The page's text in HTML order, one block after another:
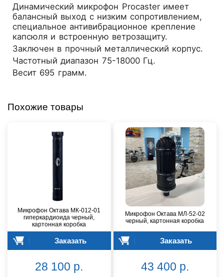
Динамический микрофон Procaster имеет
балансный выход с низким сопротивлением,
специальное антивибрационное крепление
капсюля и встроенную ветрозащиту.
Заключен в прочный металлический корпус.
Частотный диапазон 75-18000 Гц.
Весит 695 грамм.
Похожие товары
Микрофон Октава МК-012-01
гиперкардиоида черный,
картонная коробка
Заказать
28 100 р.
Микрофон Октава МЛ-52-02
черный, картонная коробка
Заказать
43 400 р.